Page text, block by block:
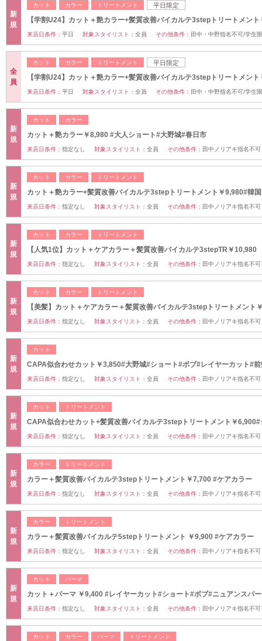
新
規
カット カラー トリートメント 平日限定
【学割U24】カット＋艶カラー+髪質改善バイカルテ3stepトリートメン
来店日条件： 平日 対象スタイリスト： 全員 その他条件： 田中・中野指名不可/学生
全
員
カット カラー トリートメント 平日限定
【学割U24】カット＋艶カラー+髪質改善バイカルテ3stepトリートメン
来店日条件： 平日 対象スタイリスト： 全員 その他条件： 田中・中野指名不可/学生
新
規
カット カラー
カット＋艶カラー￥8,980 #大人ショート#大野城#春日市
来店日条件： 指定なし 対象スタイリスト： 全員 その他条件： 田中ノリアキ指名不可
新
規
カット カラー トリートメント
カット＋艶カラー+髪質改善バイカルテ3stepトリートメント￥9,980#韓国
来店日条件： 指定なし 対象スタイリスト： 全員 その他条件： 田中ノリアキ指名不可
新
規
カット カラー トリートメント
【人気1位】カット＋ケアカラー＋髪質改善バイカルテ3stepTR￥10,980
来店日条件： 指定なし 対象スタイリスト： 全員 その他条件： 田中ノリアキ指名不可
新
規
カット カラー トリートメント
【美髪】カット＋ケアカラー＋髪質改善バイカルテ3stepトリートメント
来店日条件： 指定なし 対象スタイリスト： 全員 その他条件： 田中ノリアキ指名不可
新
規
カット
CAPA似合わせカット￥3,850#大野城#ショート#ボブ#レイヤーカット#
来店日条件： 指定なし 対象スタイリスト： 全員 その他条件： 田中ノリアキ指名不可
新
規
カット トリートメント
CAPA似合わせカット+髪質改善バイカルテ3stepトリートメント￥6,900#
来店日条件： 指定なし 対象スタイリスト： 全員 その他条件： 田中ノリアキ指名不可
新
規
カラー トリートメント
カラー＋髪質改善バイカルテ3stepトリートメント￥7,700 #ケアカラー
来店日条件： 指定なし 対象スタイリスト： 全員 その他条件： 田中ノリアキ指名不可
新
規
カラー トリートメント
カラー＋髪質改善バイカルテ5stepトリートメント ￥9,900 #ケアカラー
来店日条件： 指定なし 対象スタイリスト： 全員 その他条件： 田中ノリアキ指名不可
新
規
カット パーマ
カット＋パーマ ￥9,400 #レイヤーカット#ショート#ボブ#ニュアンスパ
来店日条件： 指定なし 対象スタイリスト： 全員 その他条件： 田中ノリアキ指名不可
カット カラー パーマ トリートメント